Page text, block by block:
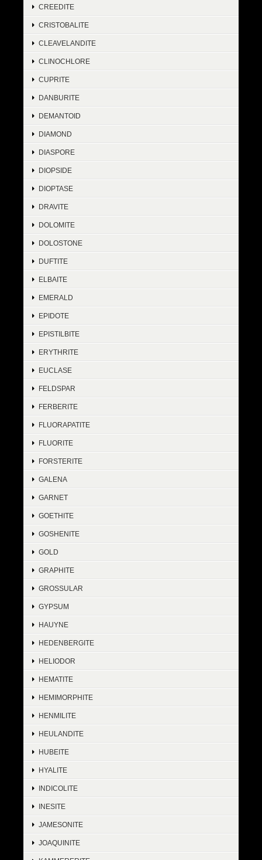
CREEDITE
CRISTOBALITE
CLEAVELANDITE
CLINOCHLORE
CUPRITE
DANBURITE
DEMANTOID
DIAMOND
DIASPORE
DIOPSIDE
DIOPTASE
DRAVITE
DOLOMITE
DOLOSTONE
DUFTITE
ELBAITE
EMERALD
EPIDOTE
EPISTILBITE
ERYTHRITE
EUCLASE
FELDSPAR
FERBERITE
FLUORAPATITE
FLUORITE
FORSTERITE
GALENA
GARNET
GOETHITE
GOSHENITE
GOLD
GRAPHITE
GROSSULAR
GYPSUM
HAUYNE
HEDENBERGITE
HELIODOR
HEMATITE
HEMIMORPHITE
HENMILITE
HEULANDITE
HUBEITE
HYALITE
INDICOLITE
INESITE
JAMESONITE
JOAQUINITE